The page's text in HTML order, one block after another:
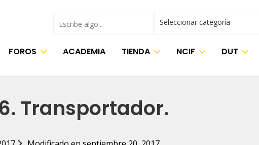
Buscar Seleccionar categoría
FOROS ACADEMIA TIENDA NCIF DUT
Transportador.